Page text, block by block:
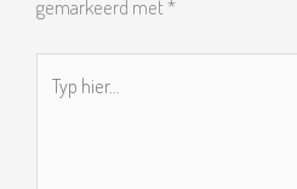
gemarkeerd met*
hier...